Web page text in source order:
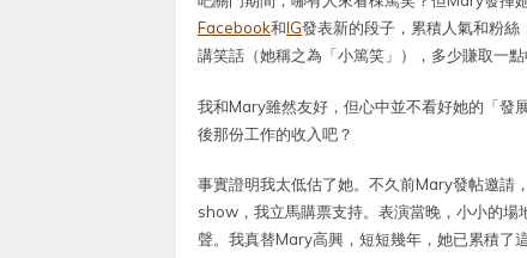
Facebook和IG發表新的段子，累積人氣和粉
講笑話（她稱之為「小篤笑」），多少賺取一點
我和Mary雖然友好，但心中並不看好她的「發
後那份工作的收入吧？
事實證明我太低估了她。不久前Mary發帖邀請
show，我立馬購票支持。表演當晚，小小的
聲。我真替Mary高興，短短幾年，她已累積了